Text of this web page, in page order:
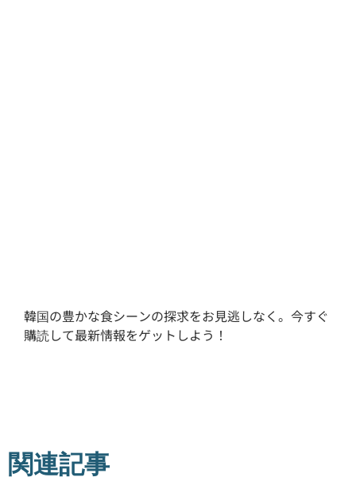
韓国の豊かな食シーンの探求をお見逃しなく。今すぐ
購読して最新情報をゲットしよう！
関連記事